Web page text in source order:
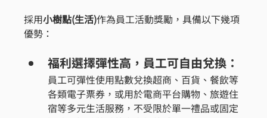
採用小樹點(生活)作為員工活動獎勵，具備以下幾項
優勢：
福利選擇彈性高，員工可自由兌換：
員工可彈性使用點數兌換超商、百貨、餐飲等
各類電子票券，或用於電商平台購物、旅遊住
宿等多元生活服務，不受限於單一禮品或固定